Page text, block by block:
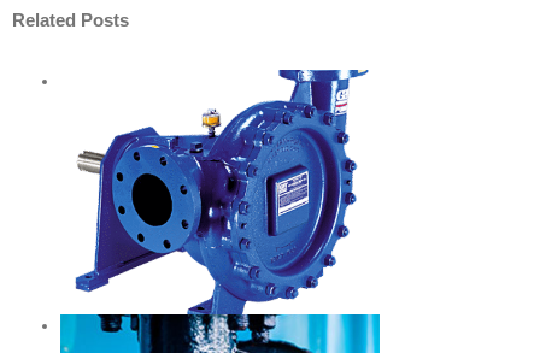
Related Posts